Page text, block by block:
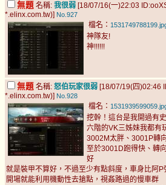
無題 名稱: 我很弱 [18/07/16(一)22:03
*.elinx.com.tw)] No.927
檔名：
神隊友!
神!!!!!!
無題 名稱: 怒伯玩家很弱 [18/07/19(四)02:46
*.elinx.com.tw)] No.928
檔名：
挖幹！這台是我開過有
六階的VK三姊妹我都有
3002M太胖、3001P轉
至於3001D跑得快、轉
好
就是裝甲不算好，不過至少有點斜度，車身比阿P
開場就能利用機動性去搶點，視姦路過的慢車群